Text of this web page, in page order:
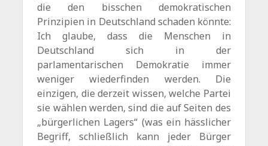
die den bisschen demokratischen
Prinzipien in Deutschland schaden könnte:
Ich glaube, dass die Menschen in
Deutschland sich in der
parlamentarischen Demokratie immer
weniger wiederfinden werden. Die
einzigen, die derzeit wissen, welche Partei
sie wählen werden, sind die auf Seiten des
„bürgerlichen Lagers“ (was ein hässlicher
Begriff, schließlich kann jeder Bürger